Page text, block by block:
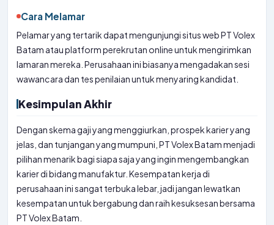
Cara Melamar
Pelamar yang tertarik dapat mengunjungi situs web PT Volex
Batam atau platform perekrutan online untuk mengirimkan
lamaran mereka. Perusahaan ini biasanya mengadakan sesi
wawancara dan tes penilaian untuk menyaring kandidat.
Kesimpulan Akhir
Dengan skema gaji yang menggiurkan, prospek karier yang
jelas, dan tunjangan yang mumpuni, PT Volex Batam menjadi
pilihan menarik bagi siapa saja yang ingin mengembangkan
karier di bidang manufaktur. Kesempatan kerja di
perusahaan ini sangat terbuka lebar, jadi jangan lewatkan
kesempatan untuk bergabung dan raih kesuksesan bersama
PT Volex Batam.